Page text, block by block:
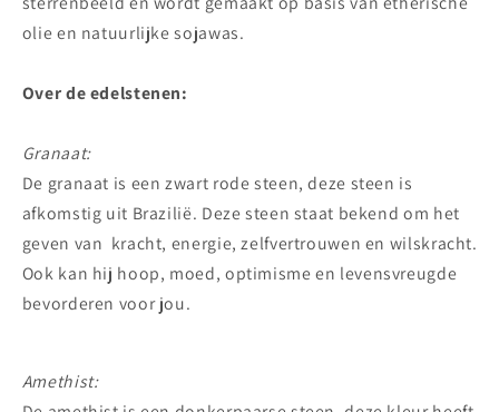
olie en natuurlijke sojawas.
Over de edelstenen:
Granaat:
De granaat is een zwart rode steen, deze steen is
afkomstig uit Brazilië. Deze steen staat bekend om het
geven van kracht, energie, zelfvertrouwen en wilskracht.
Ook kan hij hoop, moed, optimisme en levensvreugde
bevorderen voor jou.
Amethist: